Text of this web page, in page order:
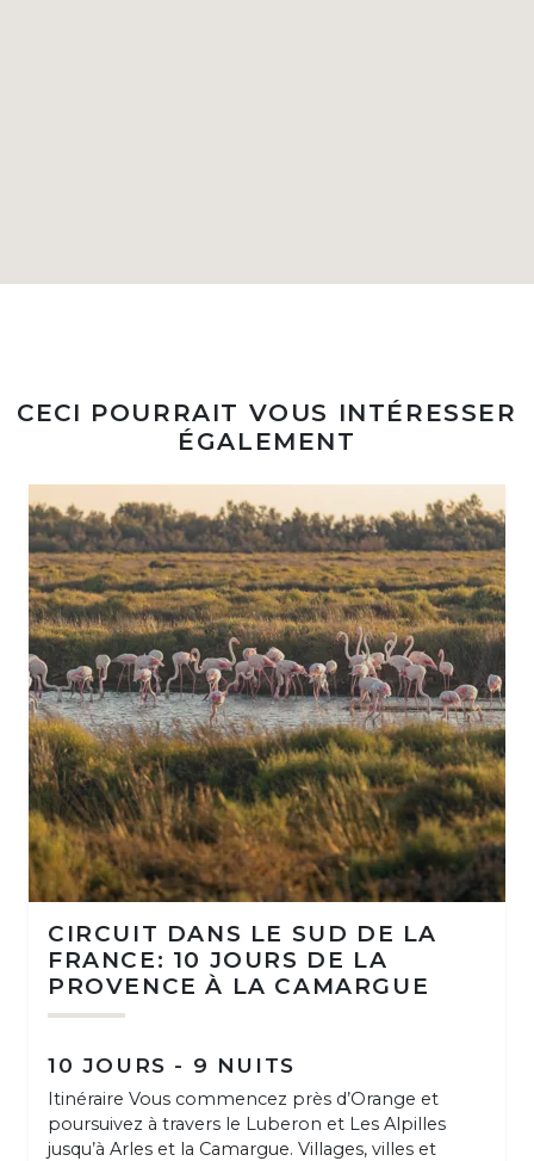
CECI POURRAIT VOUS INTÉRESSER
ÉGALEMENT
CIRCUIT DANS LE SUD DE LA
FRANCE: 10 JOURS DE LA
PROVENCE À LA CAMARGUE
10 JOURS - 9 NUITS
Itinéraire Vous commencez près d’Orange et
poursuivez à travers le Luberon et Les Alpilles
jusqu’à Arles et la Camargue. Villages, villes et